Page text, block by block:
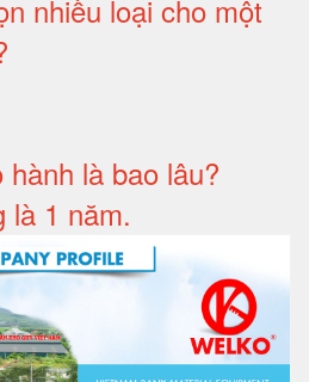
nhiều loại cho một
hành là bao lâu?
là 1 năm.